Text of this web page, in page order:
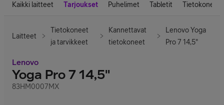
Kaikki laitteet Tarjoukset Puhelimet Tabletit Tietokoneet
Laitteet
Tietokoneet
ja tarvikkeet
Kannettavat
tietokoneet
Lenovo Yoga
Pro 7 14,5"
Lenovo
Yoga Pro 7 14,5"
83HM0007MX